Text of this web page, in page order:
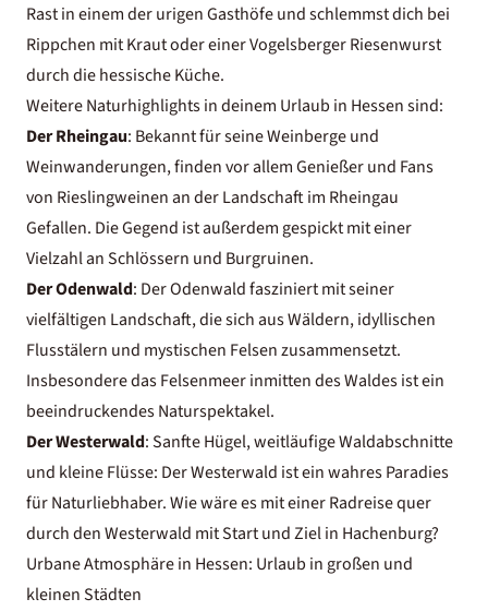
Rast in einem der urigen Gasthöfe und schlemmst dich bei
Rippchen mit Kraut oder einer Vogelsberger Riesenwurst
durch die hessische Küche.
Weitere Naturhighlights in deinem Urlaub in Hessen sind:
Der Rheingau: Bekannt für seine Weinberge und
Weinwanderungen, finden vor allem Genießer und Fans
von Rieslingweinen an der Landschaft im Rheingau
Gefallen. Die Gegend ist außerdem gespickt mit einer
Vielzahl an Schlössern und Burgruinen.
Der Odenwald: Der Odenwald fasziniert mit seiner
vielfältigen Landschaft, die sich aus Wäldern, idyllischen
Flusstälern und mystischen Felsen zusammensetzt.
Insbesondere das Felsenmeer inmitten des Waldes ist ein
beeindruckendes Naturspektakel.
Der Westerwald: Sanfte Hügel, weitläufige Waldabschnitte
und kleine Flüsse: Der Westerwald ist ein wahres Paradies
für Naturliebhaber. Wie wäre es mit einerRadreisequer
durch den Westerwald mit Start und Ziel in Hachenburg?
Urbane Atmosphäre in Hessen: Urlaub in großen und
kleinen Städten